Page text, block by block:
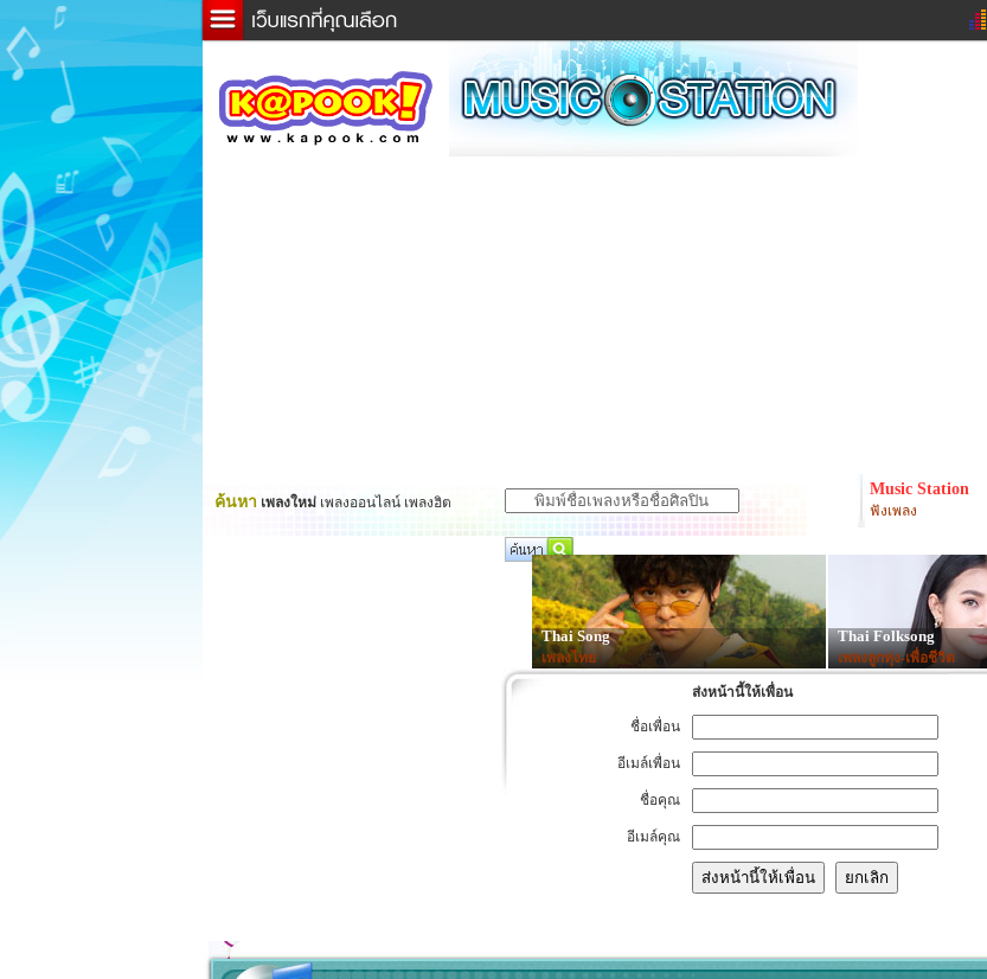
ข่าวด่วน ข่าวสั้น
ละคร
หนังใหม่
หมากรุกไทย
ค้นหา เพลงใหม่ เพลงออนไลน์ เพลงฮิต
Music Station
ฟังเพลง
Thai Song
เพลงไทย
Thai Folksong
เพลงลูกทุ่ง-เพื่อชีวิต
ส่งหน้านี้ให้เพื่อน
ชื่อเพื่อน
อีเมล์เพื่อน
ชื่อคุณ
อีเมล์คุณ